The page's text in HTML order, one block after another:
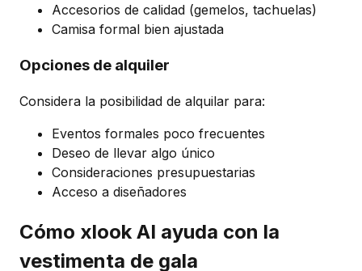
Accesorios de calidad (gemelos, tachuelas)
Camisa formal bien ajustada
Opciones de alquiler
Considera la posibilidad de alquilar para:
Eventos formales poco frecuentes
Deseo de llevar algo único
Consideraciones presupuestarias
Acceso a diseñadores
Cómo xlook AI ayuda con la
vestimenta de gala